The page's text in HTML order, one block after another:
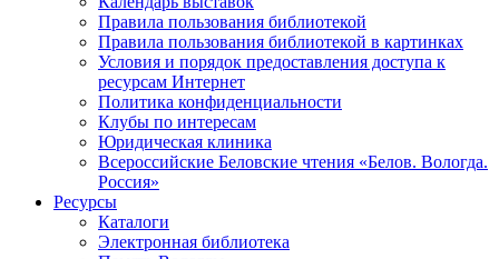
Правила пользования библиотекой
Правила пользования библиотекой в картинках
Условия и порядок предоставления доступа к
ресурсам Интернет
Политика конфиденциальности
Клубы по интересам
Юридическая клиника
Всероссийские Беловские чтения «Белов. Вологда.
Россия»
Ресурсы
Каталоги
Электронная библиотека